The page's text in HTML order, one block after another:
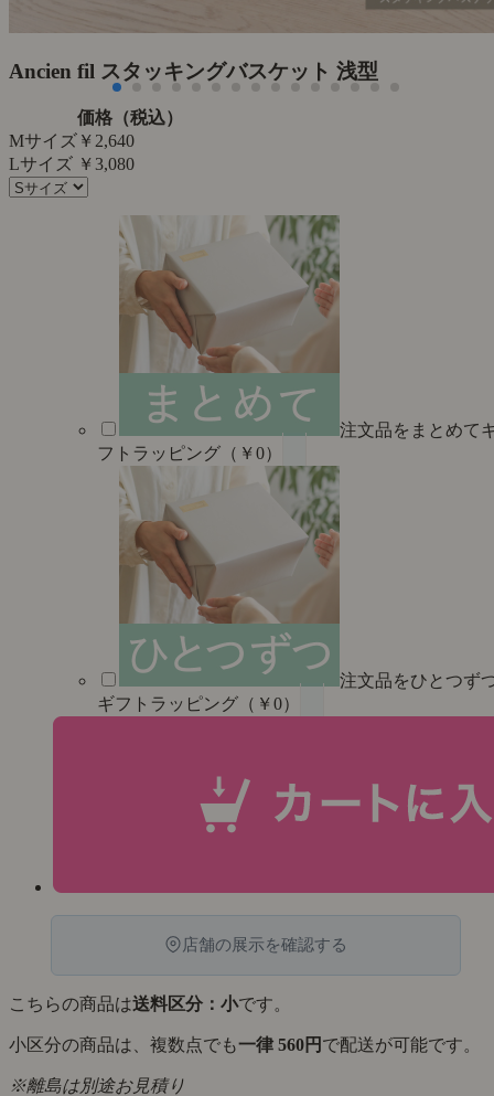
Ancien fil スタッキングバスケット 浅型
価格（税込）
Mサイズ ￥2,640
Lサイズ ￥3,080
注文品をまとめて
フトラッピング（￥0）
注文品をひとつず
ギフトラッピング（￥0）
店舗の展示を確認する
こちらの商品は送料区分：小です。
小区分の商品は、複数点でも一律 560円 で配送が可能です。
※離島は別途お見積り